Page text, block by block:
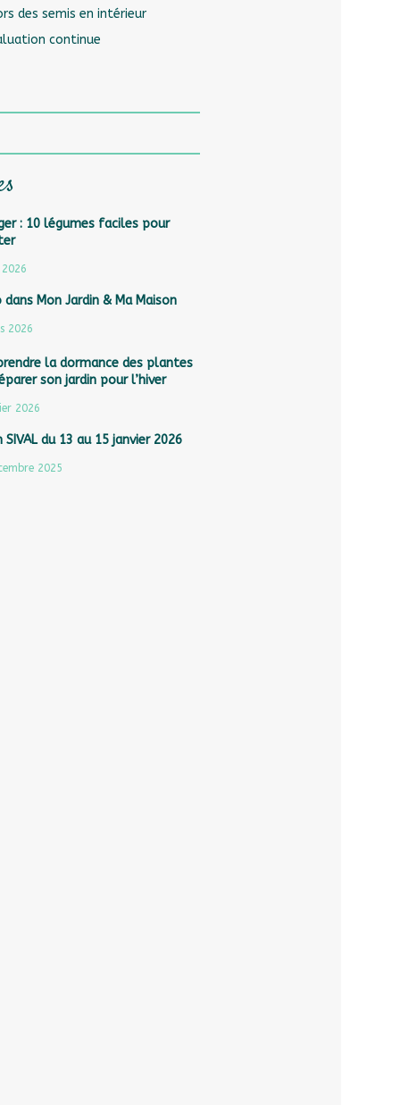
des semis en intérieur
continue
: 10 légumes faciles pour
dans Mon Jardin & Ma Maison
2026
la dormance des plantes
son jardin pour l’hiver
2026
SIVAL du 13 au 15 janvier 2026
2025